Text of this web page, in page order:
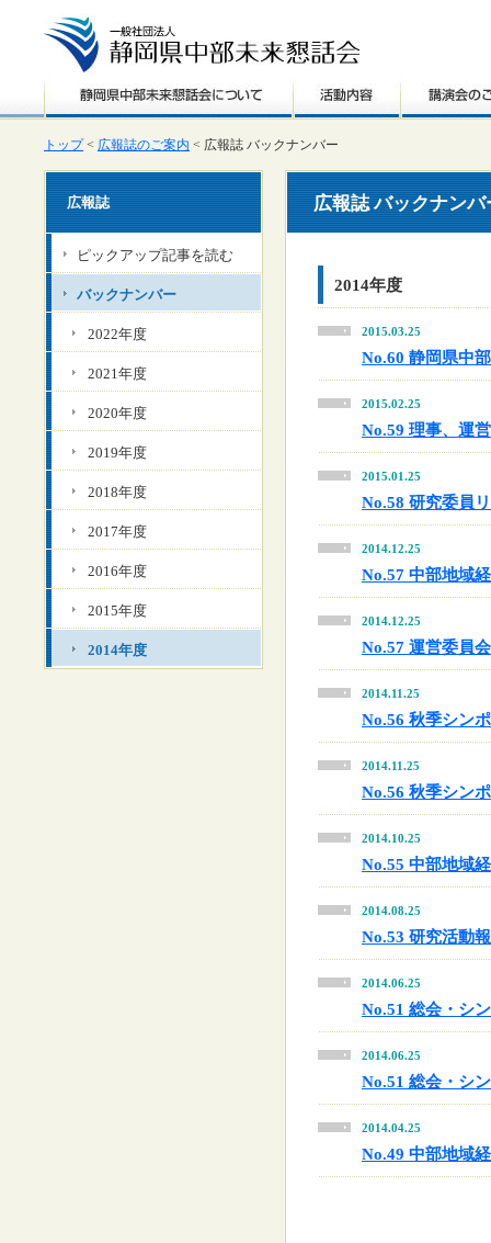
トップ< 広報誌のご案内 < 広報誌 バックナンバー
広報誌 バックナンバ
2014年度
2015.03.25
No.60 静岡県中
2015.02.25
No.59 理事、運
2015.01.25
No.58 研究委員
2014.12.25
No.57 中部地域
2014.12.25
No.57 運営委員
2014.11.25
No.56 秋季シン
2014.11.25
No.56 秋季シン
2014.10.25
No.55 中部地域
2014.08.25
No.53 研究活動
2014.06.25
No.51 総会・シ
2014.06.25
No.51 総会・シ
2014.04.25
No.49 中部地域
広報誌
ピックアップ記事を読む
バックナンバー
2022年度
2021年度
2020年度
2019年度
2018年度
2017年度
2016年度
2015年度
2014年度